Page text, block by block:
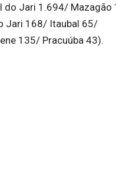
do Jari 1.694/ Mazagão
Jari 168/ Itaubal 65/
135/ Pracuúba 43).